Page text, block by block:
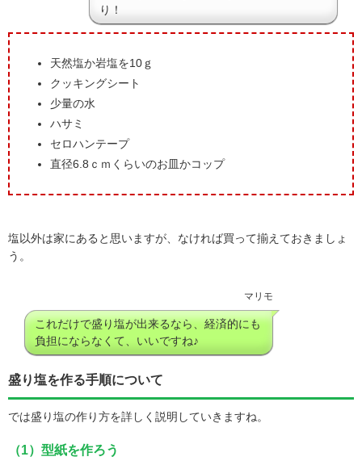
り！
天然塩か岩塩を10ｇ
クッキングシート
少量の水
ハサミ
セロハンテープ
直径6.8ｃｍくらいのお皿かコップ
塩以外は家にあると思いますが、なければ買って揃えておきましょ
う。
マリモ
これだけで盛り塩が出来るなら、経済的にも
負担にならなくて、いいですね♪
盛り塩を作る手順について
では盛り塩の作り方を詳しく説明していきますね。
（1）型紙を作ろう